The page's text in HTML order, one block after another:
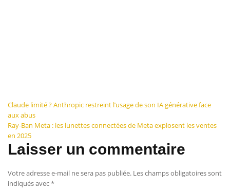
Navigation
de
l’article
Claude limité ? Anthropic restreint l’usage de son IA générative face
aux abus
Ray-Ban Meta : les lunettes connectées de Meta explosent les ventes
en 2025
Laisser un commentaire
Votre adresse e-mail ne sera pas publiée. Les champs obligatoires sont
indiqués avec*